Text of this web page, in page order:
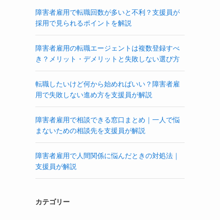
障害者雇用で転職回数が多いと不利？支援員が
採用で見られるポイントを解説
障害者雇用の転職エージェントは複数登録すべ
き？メリット・デメリットと失敗しない選び方
転職したいけど何から始めればいい？障害者雇
用で失敗しない進め方を支援員が解説
障害者雇用で相談できる窓口まとめ｜一人で悩
まないための相談先を支援員が解説
障害者雇用で人間関係に悩んだときの対処法｜
支援員が解説
カテゴリー